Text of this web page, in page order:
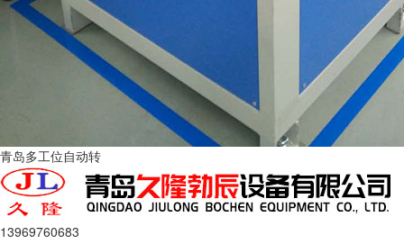
青岛多工位自动转
13969760683